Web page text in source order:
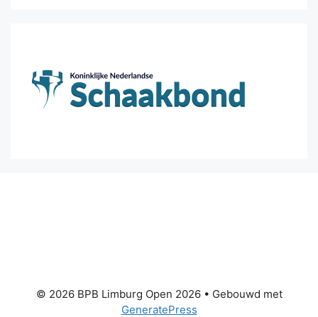
© 2026 BPB Limburg Open 2026• Gebouwd met
GeneratePress